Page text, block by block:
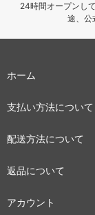
24時間オープンし
途、公
ホーム
支払い方法について
配送方法について
返品について
アカウント